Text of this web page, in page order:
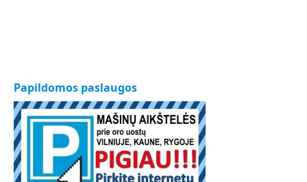
Papildomos paslaugos